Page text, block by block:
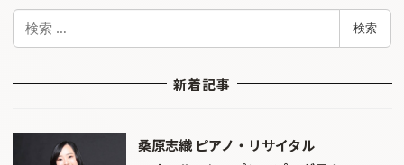
検
検索
新着記事
桑原志織 ピアノ・リサイタル